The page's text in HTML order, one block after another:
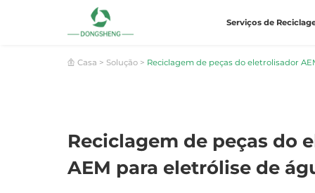
Serviços de
Casa > Solução> Reciclagem de peças do eletrolisador
Reciclagem de peças do
AEM para eletrólise de